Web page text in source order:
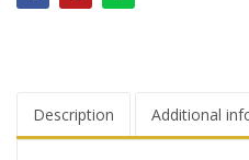
Description Additional